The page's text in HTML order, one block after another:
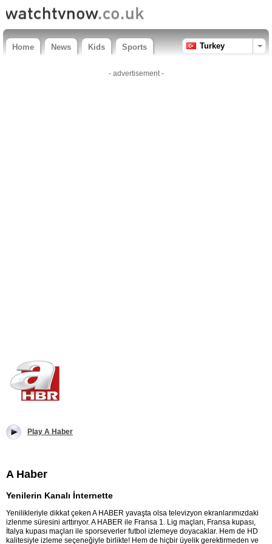
Home News Kids Sports Turkey
- advertisement -
Play A Haber
A Haber
Yenilerin Kanalı İnternette
Yenilikleriyle dikkat çeken A HABER yavaşta olsa televizyon ekranlarımızdaki
izlenme süresini arttırıyor. A HABER ile Fransa 1. Lig maçları, Fransa kupası,
İtalya kupası maçları ile sporseverler futbol izlemeye doyacaklar. Hem de HD
kalitesiyle izleme seçeneğiyle birlikte! Hem de hiçbir üyelik gerektirmeden ve